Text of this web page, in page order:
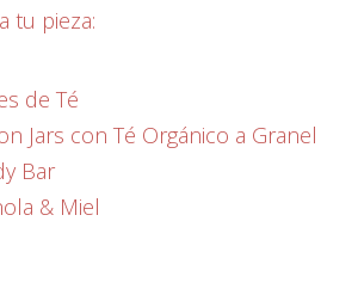
tu pieza:
de Té
Jars con Té Orgánico a Granel
Bar
& Miel